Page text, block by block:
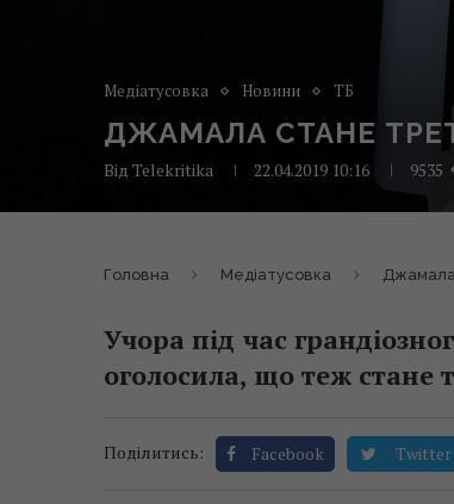
Медіатусовка Новини ТБ
ДЖАМАЛА СТАНЕ
Від Telekritika 22.04.2019 10:16 9535
Головна Медіатусовка Джамала
Учора під час
оголосила, що теж стане
Поділитись: Facebook Twitter